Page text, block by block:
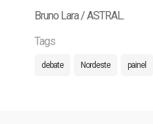
Bruno Lara / ASTRAL.
Tags
debate Nordeste painel